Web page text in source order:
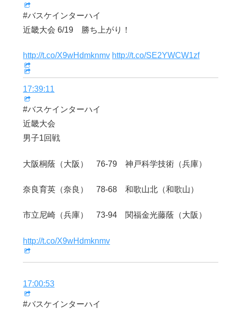
#バスケインターハイ
近畿大会 6/19 勝ち上がり！
http://t.co/X9wHdmknmv http://t.co/SE2YWCW1zf
17:39:11
#バスケインターハイ
近畿大会
男子1回戦
大阪桐蔭（大阪） 76-79 神戸科学技術（兵庫）
奈良育英（奈良） 78-68 和歌山北（和歌山）
市立尼崎（兵庫） 73-94 関福金光藤蔭（大阪）
http://t.co/X9wHdmknmv
17:00:53
#バスケインターハイ